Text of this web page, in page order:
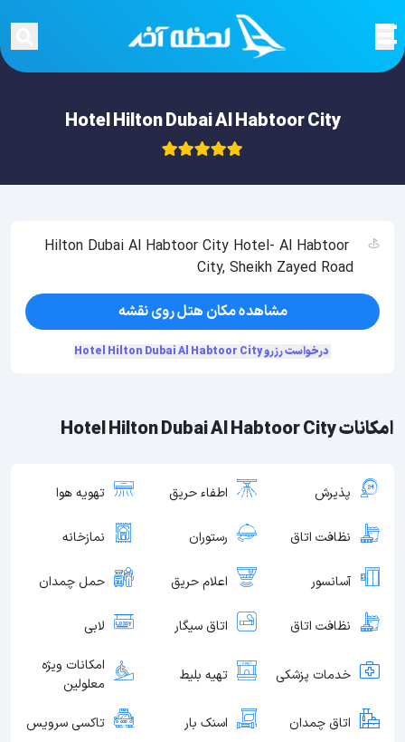
Hotel Hilton Dubai Al Habtoor City
امکانات Hotel Hilton Dubai Al Habtoor City
پذیرش اطفاء حریق تهویه هوا
نظافت اتاق رستوران نمازخانه
آسانسور اعلام حریق حمل چمدان
نظافت اتاق اتاق سیگار لابی
خدمات پزشکی تهیه بلیط
امکانات ویژه
معلولین
اتاق چمدان اسنک بار تاکسی سرویس
Hilton Dubai Al Habtoor City Hotel- Al Habtoor
City, Sheikh Zayed Road
مشاهده مکان هتل روی نقشه
درخواست رزرو Hotel Hilton Dubai Al Habtoor City